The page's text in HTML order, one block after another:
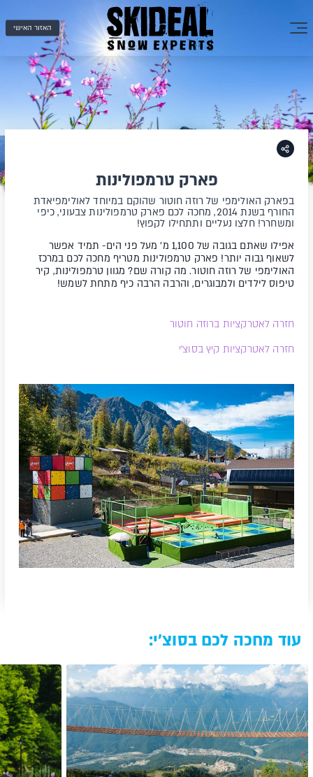
האזור האישי
פארק טרמפולינות
בפארק האולימפי של רוזה חוטור שהוקם במיוחד לאולימפיאדת
החורף בשנת 2014, מחכה לכם פארק טרמפולינות צבעוני, כיפי
ומשחרר! חלצו נעליים ותתחילו לקפוץ!
אפילו שאתם בגובה של 1,100 מ' מעל פני הים- תמיד אפשר
לשאוף גבוה יותר! פארק טרמפולינות מטריף מחכה לכם במרכז
האולימפי של רוזה חוטור. מה קורה שם? מגוון טרמפולינות, קיר
טיפוס לילדים ולמבוגרים, והרבה הרבה כיף מתחת לשמש!
חזרה לאטרקציות ברוזה חוטור
חזרה לאטרקציות קיץ בסוצ'י
עוד מחכה לכם בסוצ'י: